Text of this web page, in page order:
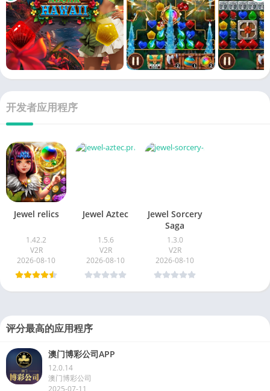
开发者应用程序
Jewel relics
1.42.2
V2R
2026-08-10
Jewel Aztec
1.5.6
V2R
2026-08-10
Jewel Sorcery
Saga
1.3.0
V2R
2026-08-10
评分最高的应用程序
澳门博彩公司APP
12.0.14
澳门博彩公司